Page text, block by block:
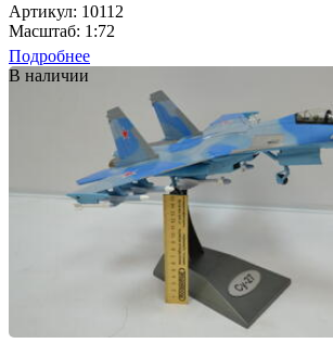
Артикул: 10112
Масштаб: 1:72
Подробнее
В наличии